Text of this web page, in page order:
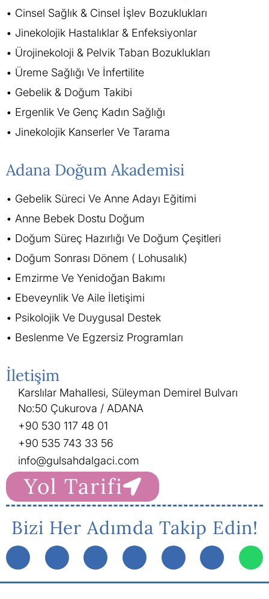
Cinsel Sağlık & Cinsel İşlev Bozuklukları
Jinekolojik Hastalıklar & Enfeksiyonlar
Ürojinekoloji & Pelvik Taban Bozuklukları
Üreme Sağlığı Ve İnfertilite
Gebelik & Doğum Takibi
Ergenlik Ve Genç Kadın Sağlığı
Jinekolojik Kanserler Ve Tarama
Adana Doğum Akademisi
Gebelik Süreci Ve Anne Adayı Eğitimi
Anne Bebek Dostu Doğum
Doğum Süreç Hazırlığı Ve Doğum Çeşitleri
Doğum Sonrası Dönem ( Lohusalık)
Emzirme Ve Yenidoğan Bakımı
Ebeveynlik Ve Aile İletişimi
Psikolojik Ve Duygusal Destek
Beslenme Ve Egzersiz Programları
İletişim
Karslılar Mahallesi, Süleyman Demirel Bulvarı
No:50 Çukurova / ADANA
+90 530 117 48 01
+90 535 743 33 56
info@gulsahdalgaci.com
Yol Tarifi
Bizi Her Adımda Takip Edin!